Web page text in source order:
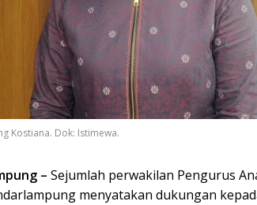
Kostiana. Dok: Istimewa.
– Sejumlah perwakilan Pengurus
menyatakan dukungan